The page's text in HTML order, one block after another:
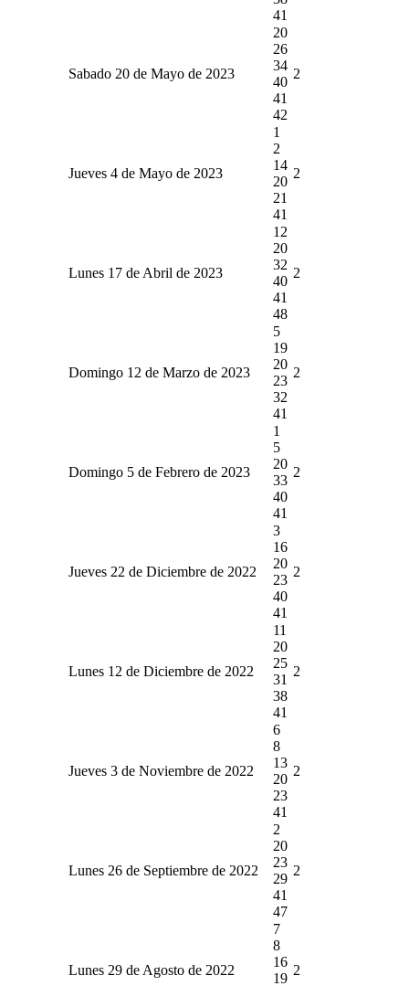
41
Sabado 20 de Mayo de 2023
20
26
34
40
41
42
2
Jueves 4 de Mayo de 2023
1
2
14
20
21
41
2
Lunes 17 de Abril de 2023
12
20
32
40
41
48
2
Domingo 12 de Marzo de 2023
5
19
20
23
32
41
2
Domingo 5 de Febrero de 2023
1
5
20
33
40
41
2
Jueves 22 de Diciembre de 2022
3
16
20
23
40
41
2
Lunes 12 de Diciembre de 2022
11
20
25
31
38
41
2
Jueves 3 de Noviembre de 2022
6
8
13
20
23
41
2
Lunes 26 de Septiembre de 2022
2
20
23
29
41
47
2
Lunes 29 de Agosto de 2022
7
8
16
19
2